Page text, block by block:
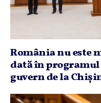
România nu este
dată în
guvern de la